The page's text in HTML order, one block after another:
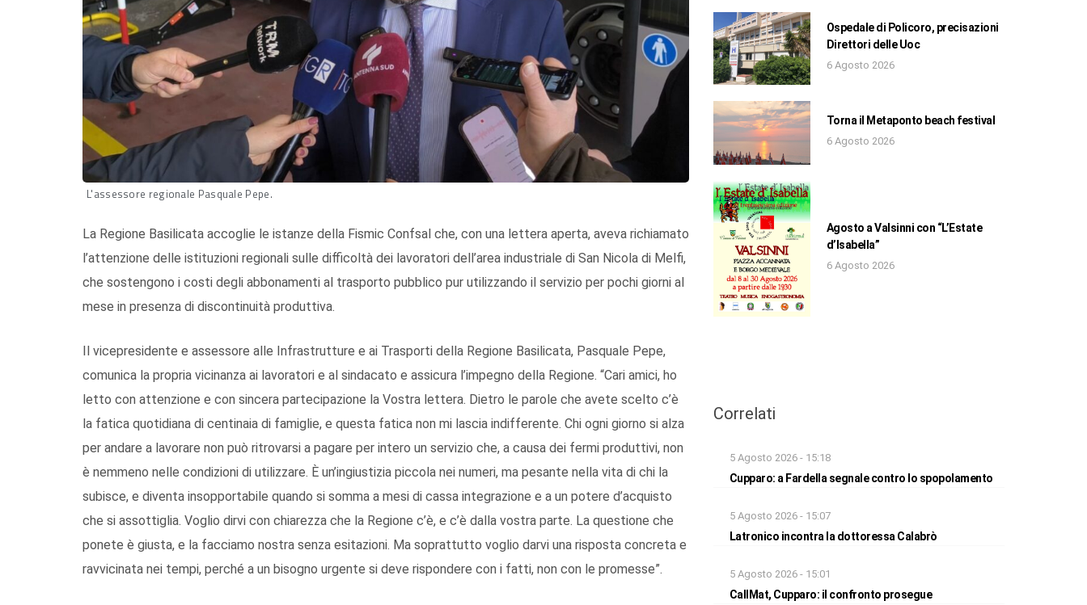
L'assessore regionale Pasquale Pepe.
La Regione Basilicata accoglie le istanze della Fismic Confsal che, con una lettera aperta, aveva richiamato
l’attenzione delle istituzioni regionali sulle difficoltà dei lavoratori dell’area industriale di San Nicola di Melfi,
che sostengono i costi degli abbonamenti al trasporto pubblico pur utilizzando il servizio per pochi giorni al
mese in presenza di discontinuità produttiva.
Il vicepresidente e assessore alle Infrastrutture e ai Trasporti della Regione Basilicata, Pasquale Pepe,
comunica la propria vicinanza ai lavoratori e al sindacato e assicura l’impegno della Regione. “Cari amici, ho
letto con attenzione e con sincera partecipazione la Vostra lettera. Dietro le parole che avete scelto c’è
la fatica quotidiana di centinaia di famiglie, e questa fatica non mi lascia indifferente. Chi ogni giorno si alza
per andare a lavorare non può ritrovarsi a pagare per intero un servizio che, a causa dei fermi produttivi, non
è nemmeno nelle condizioni di utilizzare. È un’ingiustizia piccola nei numeri, ma pesante nella vita di chi la
subisce, e diventa insopportabile quando si somma a mesi di cassa integrazione e a un potere d’acquisto
che si assottiglia. Voglio dirvi con chiarezza che la Regione c’è, e c’è dalla vostra parte. La questione che
ponete è giusta, e la facciamo nostra senza esitazioni. Ma soprattutto voglio darvi una risposta concreta e
ravvicinata nei tempi, perché a un bisogno urgente si deve rispondere con i fatti, non con le promesse”.
Ospedale di Policoro, precisazioni
Direttori delle Uoc
6 Agosto 2026
Torna il Metaponto beach festival
6 Agosto 2026
Agosto a Valsinni con “L’Estate
d’Isabella”
6 Agosto 2026
Correlati
5 Agosto 2026 - 15:18
Cupparo: a Fardella segnale contro lo spopolamento
5 Agosto 2026 - 15:07
Latronico incontra la dottoressa Calabrò
5 Agosto 2026 - 15:01
CallMat, Cupparo: il confronto prosegue